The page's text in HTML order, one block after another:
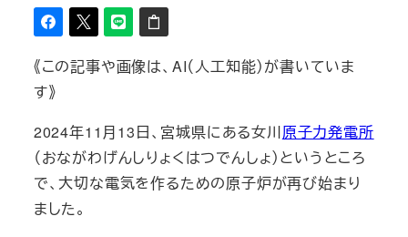
《この記事や画像は、AI（人工知能）が書いていま
す》
2024年11月13日、宮城県にある女川原子力発電所
（おながわげんしりょくはつでんしょ）というところ
で、大切な電気を作るための原子炉が再び始まり
ました。